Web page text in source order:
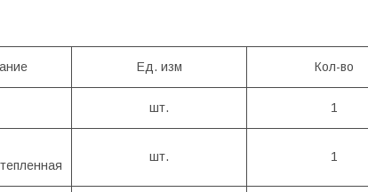
Ед. изм Кол-во
шт. 1
шт. 1